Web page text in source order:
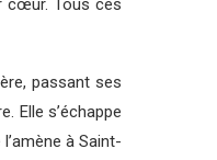
cœur. Tous ces
passant ses
Elle s’échappe
à Saint-